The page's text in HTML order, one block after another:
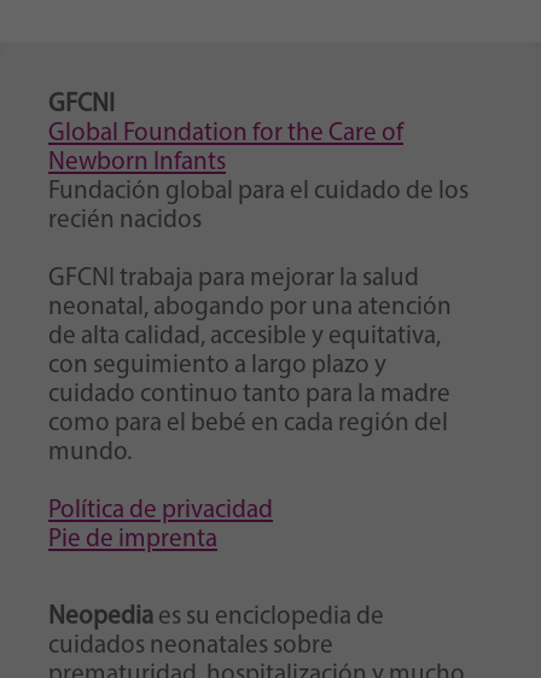
GFCNI
Global Foundation for the Care of
Newborn Infants
Fundación global para el cuidado de los
recién nacidos
GFCNI trabaja para mejorar la salud
neonatal, abogando por una atención
de alta calidad, accesible y equitativa,
con seguimiento a largo plazo y
cuidado continuo tanto para la madre
como para el bebé en cada región del
mundo.
Política de privacidad
Pie de imprenta
Neopedia es su enciclopedia de
cuidados neonatales sobre